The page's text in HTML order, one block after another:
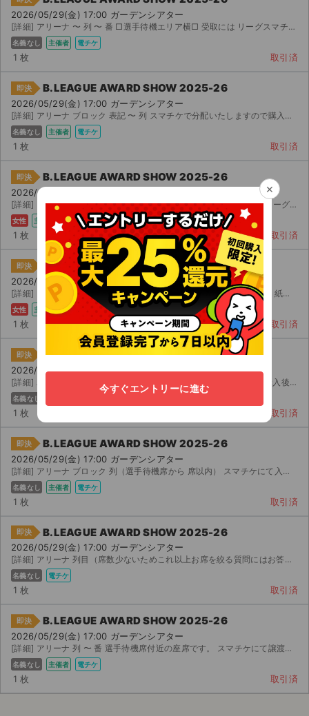
2026/05/29(金) 17:00 ガーデンシアター
[詳細] アリーナ 〜 列 〜 番 □選手待機エリア横□ 受取には リーグスマチケ会員登録が必要...
名義なし 主催者 電チケ
1 枚 取引済
即決 B.LEAGUE AWARD SHOW 2025-26
2026/05/29(金) 17:00 ガーデンシアター
[詳細] アリーナ ブロック 表記 〜 列 スマチケで分配いたしますので購入後モバイル チケット...
名義なし 主催者 電チケ
1 枚 取引済
即決 B.LEAGUE AWARD SHOW 2025-26
2026/05/29(金) 17:00 ガーデンシアター
[詳細] アリーナ - 列（表記） - 番 センターブロック 実質 列以内 リーグスマホチケ...
女性 主催者 電チケ
1 枚 取引済
即決 B.LEAGUE AWARD SHOW 2025-26
2026/05/29(金) 17:00 ガーデンシアター
[詳細] アリーナ ブロック 列以内 紙チケットでのお譲りになります。 紙チケットに記載のバーコードで...
女性 主催者 紙チケ 手渡し
1 枚 取引済
即決 B.LEAGUE AWARD SHOW 2025-26
2026/05/29(金) 17:00 ガーデンシアター
[詳細] バルコニー 席 ブロ 〜 列 バルコニー 階正面の座席です。 購入後、ビーリーグ会員に...
名義なし
1 枚 取引済
即決 B.LEAGUE AWARD SHOW 2025-26
2026/05/29(金) 17:00 ガーデンシアター
[詳細] アリーナ ブロック 列（選手待機席から 席以内） スマチケにて入金確認後分配します。 購入後...
名義なし 主催者 電チケ
1 枚 取引済
即決 B.LEAGUE AWARD SHOW 2025-26
2026/05/29(金) 17:00 ガーデンシアター
[詳細] アリーナ 列目（席数少ないためこれ以上お席を絞る質問にはお答えできかねます） スマチケにて...
名義なし 電チケ
1 枚 取引済
即決 B.LEAGUE AWARD SHOW 2025-26
2026/05/29(金) 17:00 ガーデンシアター
[詳細] アリーナ 列 〜 番 選手待機席付近の座席です。 スマチケにて譲渡致します。
名義なし 主催者 電チケ
1 枚 取引済
×
今すぐエントリーに進む